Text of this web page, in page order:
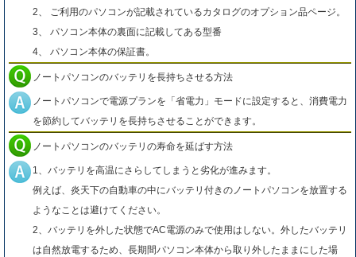
2、 ご利用のパソコンが記載されているカタログのオプション品ページ。
3、 パソコン本体の裏面に記載してある型番
4、 パソコン本体の保証書。
ノートパソコンのバッテリを長持ちさせる方法
ノートパソコンで電源プランを「省電力」モードに設定すると、消費電力
を節約してバッテリを長持ちさせることができます。
ノートパソコンのバッテリの寿命を延ばす方法
1、バッテリを高温にさらしてしまうと劣化が進みます。
例えば、炎天下の自動車の中にバッテリ付きのノートパソコンを放置する
ようなことは避けてください。
2、バッテリを外した状態でAC電源のみで使用はしない。外したバッテリ
は自然放電するため、長期間パソコン本体から取り外したままにした場